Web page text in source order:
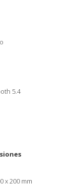
5.4
x 200 mm